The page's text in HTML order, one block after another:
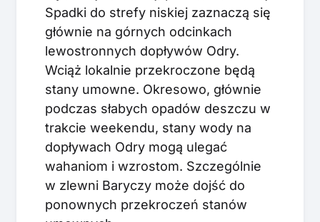
Spadki do strefy niskiej zaznaczą się
głównie na górnych odcinkach
lewostronnych dopływów Odry.
Wciąż lokalnie przekroczone będą
stany umowne. Okresowo, głównie
podczas słabych opadów deszczu w
trakcie weekendu, stany wody na
dopływach Odry mogą ulegać
wahaniom i wzrostom. Szczególnie
w zlewni Baryczy może dojść do
ponownych przekroczeń stanów